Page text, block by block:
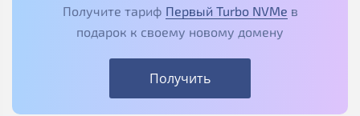
Получите тариф Первый Turbo NVMe в
подарок к своему новому домену
Получить